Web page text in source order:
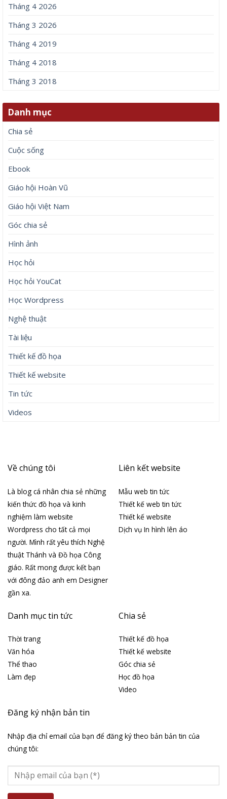
Tháng 4 2026
Tháng 3 2026
Tháng 4 2019
Tháng 4 2018
Tháng 3 2018
Danh mục
Chia sẻ
Cuộc sống
Ebook
Giáo hội Hoàn Vũ
Giáo hội Việt Nam
Góc chia sẻ
Hình ảnh
Học hỏi
Học hỏi YouCat
Học Wordpress
Nghệ thuật
Tài liệu
Thiết kế đồ họa
Thiết kế website
Tin tức
Videos
Về chúng tôi
Là blog cá nhân chia sẻ những
kiến thức đồ họa và kinh
nghiệm làm website
Wordpress cho tất cả mọi
người. Mình rất yêu thích Nghệ
thuật Thánh và Đồ họa Công
giáo. Rất mong được kết bạn
với đông đảo anh em Designer
gần xa.
Liên kết website
Mẫu web tin tức
Thiết kế web tin tức
Thiết kế website
Dịch vụ In hình lên áo
Danh mục tin tức
Thời trang
Văn hóa
Thể thao
Làm đẹp
Chia sẻ
Thiết kế đồ họa
Thiết kế website
Góc chia sẻ
Học đồ họa
Video
Đăng ký nhận bản tin
Nhập địa chỉ email của bạn để đăng ký theo bản bản tin của
chúng tôi: